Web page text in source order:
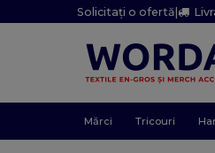
Solicitați o ofertă|
Mărci Tricouri